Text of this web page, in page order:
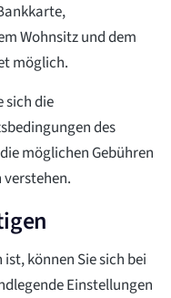
Wohnsitz und dem
möglich.
sich die
des
möglichen Gebühren
können Sie sich bei
Einstellungen